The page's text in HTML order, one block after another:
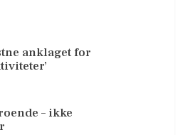
anklaget for
– ikke